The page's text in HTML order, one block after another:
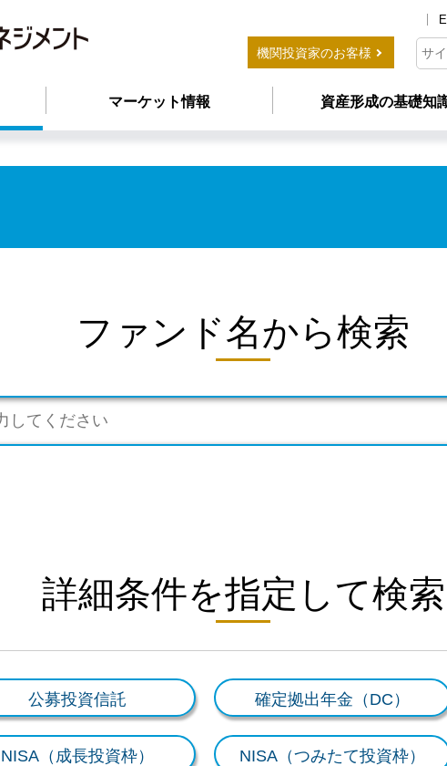
機関投資家のお客様
マーケット情報 資産形成の基礎知
ファンド名から検索
詳細条件を指定して検索
公募投資信託 確定拠出年金（DC）
NISA（成長投資枠） NISA（つみたて投資枠）